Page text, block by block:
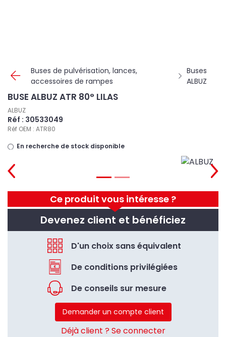
Buses de pulvérisation, lances,
accessoires de rampes
Buses
ALBUZ
Ce produit vous intéresse ?
Devenez client et bénéficiez
D'un choix sans équivalent
De conditions privilégiées
De conseils sur mesure
Demander un compte client
Déjà client ? Se connecter
BUSE ALBUZ ATR 80° LILAS
ALBUZ
Réf : 30533049
Réf OEM : ATR80
En recherche de stock disponible